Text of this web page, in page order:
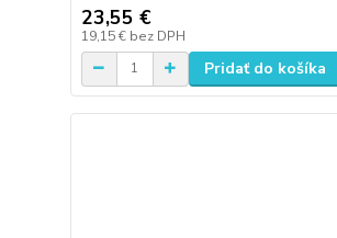
23,55 €
19,15 € bez DPH
Pridať do košíka